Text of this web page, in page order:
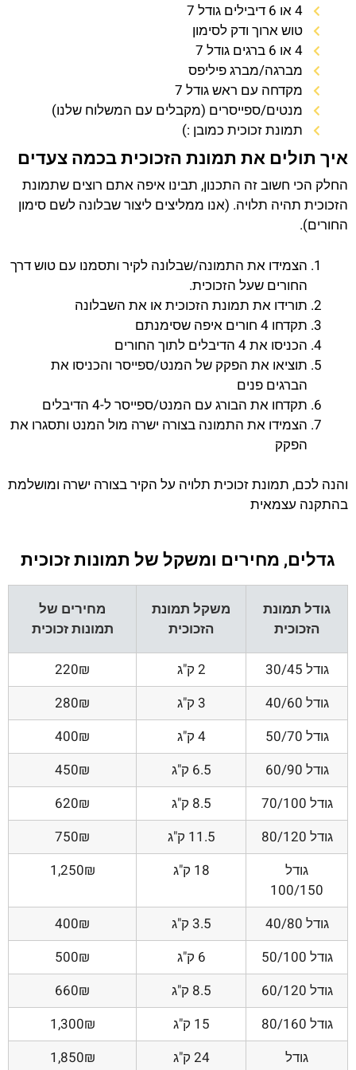
4 או 6 דיבילים גודל 7
טוש ארוך ודק לסימון
4 או 6 ברגים גודל 7
מברגה/מברג פיליפס
מקדחה עם ראש גודל 7
מנטים/ספייסרים (מקבלים עם המשלוח שלנו)
תמונת זכוכית כמובן :)
איך תולים את תמונת הזכוכית בכמה צעדים
החלק הכי חשוב זה התכנון, תבינו איפה אתם רוצים שתמונת
הזכוכית תהיה תלויה. (אנו ממליצים ליצור שבלונה לשם סימון
החורים).
הצמידו את התמונה/שבלונה לקיר ותסמנו עם טוש דרך
החורים שעל הזכוכית.
תורידו את תמונת הזכוכית או את השבלונה
תקדחו 4 חורים איפה שסימנתם
הכניסו את 4 הדיבלים לתוך החורים
תוציאו את הפקק של המנט/ספייסר והכניסו את
הברגים פנים
תקדחו את הבורג עם המנט/ספייסר ל-4 הדיבלים
הצמידו את התמונה בצורה ישרה מול המנט ותסגרו את
הפקק
והנה לכם, תמונת זכוכית תלויה על הקיר בצורה ישרה ומושלמת
בהתקנה עצמאית
גדלים, מחירים ומשקל של תמונות זכוכית
גודל תמונת
הזכוכית
משקל תמונת
הזכוכית
מחירים של
תמונות זכוכית
גודל 30/45 2 ק"ג
220₪
גודל 40/60
3 ק"ג
280₪
גודל 50/70
4 ק"ג
400₪
גודל 60/90
6.5 ק"ג
450₪
גודל 70/100
8.5 ק"ג
620₪
גודל 80/120
11.5 ק"ג
750₪
גודל
100/150
18 ק"ג 1,250₪
גודל 40/80 3.5 ק"ג
400₪
גודל 50/100
6 ק"ג
500₪
גודל 60/120
8.5 ק"ג
660₪
גודל 80/160
15 ק"ג
1,300₪
גודל
24 ק"ג 1,850₪